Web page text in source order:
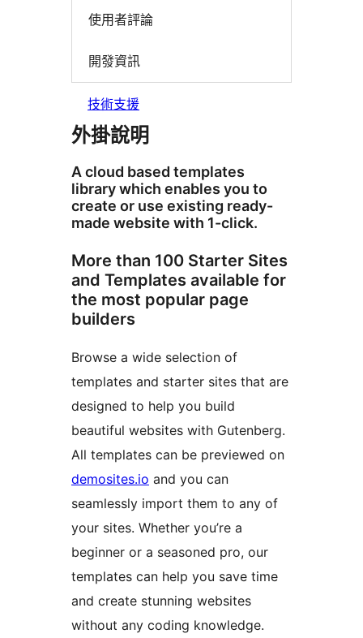
使用者評論
開發資訊
技術支援
外掛說明
A cloud based templates
library which enables you to
create or use existing ready-
made website with 1-click.
More than 100 Starter Sites
and Templates available for
the most popular page
builders
Browse a wide selection of
templates and starter sites that are
designed to help you build
beautiful websites with Gutenberg.
All templates can be previewed on
demosites.io and you can
seamlessly import them to any of
your sites. Whether you’re a
beginner or a seasoned pro, our
templates can help you save time
and create stunning websites
without any coding knowledge.